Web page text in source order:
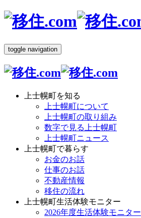
toggle navigation
上士幌町を知る
上士幌町について
上士幌町の取り組み
数字で見る上士幌町
上士幌町ニュース
上士幌町で暮らす
お金のお話
仕事のお話
不動産情報
移住の流れ
上士幌町生活体験モニター
2026年度生活体験モニター